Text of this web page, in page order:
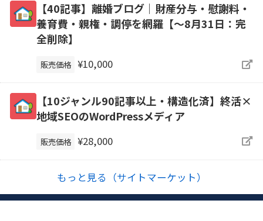
【40記事】離婚ブログ｜財産分与・慰謝料・
養育費・親権・調停を網羅【～8月31日：完
全削除】
販売価格 ¥10,000
【10ジャンル90記事以上・構造化済】終活×
地域SEOのWordPressメディア
販売価格 ¥28,000
もっと見る（サイトマーケット）